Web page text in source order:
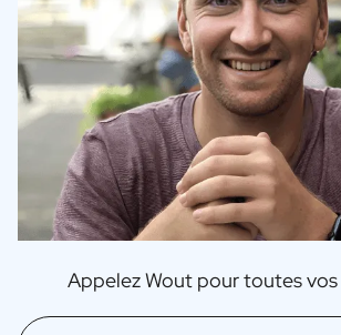
Appelez Wout pour toutes